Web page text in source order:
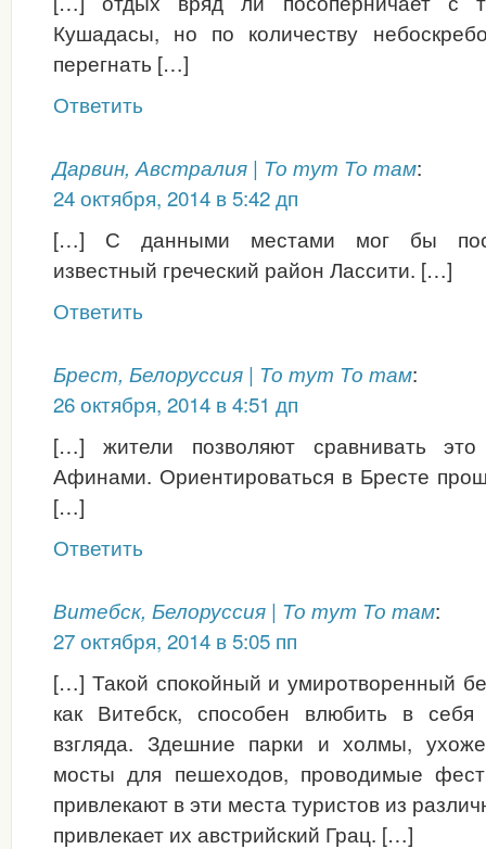
Кушадасы, но по количеству
перегнать […]
Ответить
Дарвин, Австралия | То тут То там:
24 октября, 2014 в 5:42 дп
[…] С данными местами мог бы
известный греческий район Лассити. […]
Ответить
Брест, Белоруссия | То тут То там:
26 октября, 2014 в 4:51 дп
[…] жители позволяют сравнивать
Афинами. Ориентироваться в Бресте
[…]
Ответить
Витебск, Белоруссия | То тут То там:
27 октября, 2014 в 5:05 пп
[…] Такой спокойный и умиротворенный
как Витебск, способен влюбить в
взгляда. Здешние парки и холмы,
мосты для пешеходов, проводимые
привлекают в эти места туристов из
привлекает их австрийский Грац. […]